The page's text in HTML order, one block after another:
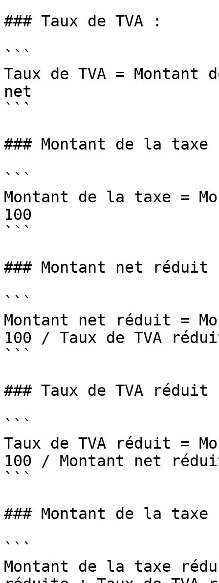
### Taux de TVA :
```
Taux de TVA =
net
```
### Montant de la taxe
```
Montant de la taxe =
100
```
### Montant net réduit
```
Montant net réduit =
100 / Taux de TVA
```
### Taux de TVA réduit
```
Taux de TVA réduit =
100 / Montant net
```
### Montant de la
```
Montant de la taxe